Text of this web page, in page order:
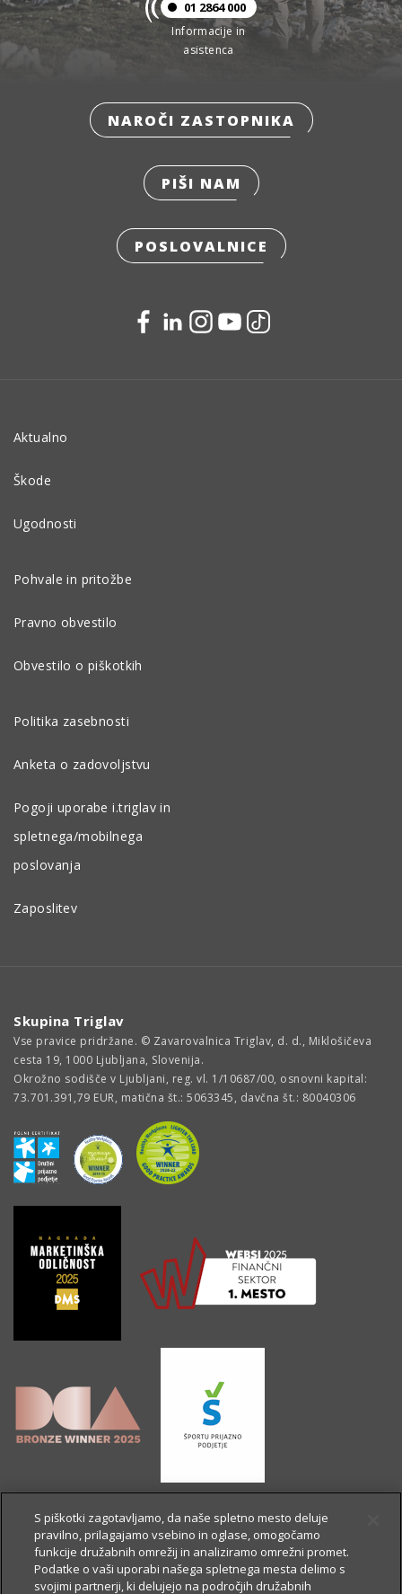
01 2864 000
Informacije in
asistenca
NAROČI ZASTOPNIKA
PIŠI NAM
POSLOVALNICE
Aktualno
Škode
Ugodnosti
Pohvale in pritožbe
Pravno obvestilo
Obvestilo o piškotkih
Politika zasebnosti
Anketa o zadovoljstvu
Pogoji uporabe i.triglav in
spletnega/mobilnega
poslovanja
Zaposlitev
Skupina Triglav
Vse pravice pridržane. © Zavarovalnica Triglav, d. d., Miklošičeva
cesta 19, 1000 Ljubljana, Slovenija.
Okrožno sodišče v Ljubljani, reg. vl. 1/10687/00, osnovni kapital:
73.701.391,79 EUR, matična št.: 5063345, davčna št.: 80040306
S piškotki zagotavljamo, da naše spletno mesto deluje
pravilno, prilagajamo vsebino in oglase, omogočamo
funkcije družabnih omrežij in analiziramo omrežni promet.
Podatke o vaši uporabi našega spletnega mesta delimo s
svojimi partnerji, ki delujejo na področjih družabnih